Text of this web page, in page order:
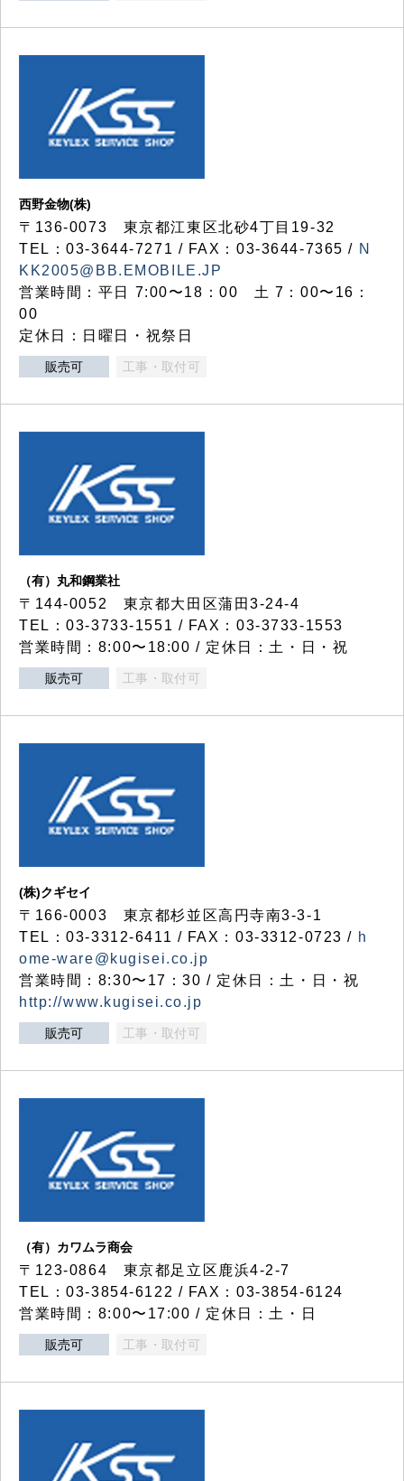
西野金物(株)
〒136-0073 東京都江東区北砂4丁目19-32
TEL：03‐3644‐7271 / FAX：03-3644-7365 / N
KK2005@BB.EMOBILE.JP
営業時間：平日 7:00〜18：00 土 7：00〜16：
00
定休日：日曜日・祝祭日
販売可 工事・取付可
（有）丸和鋼業社
〒144-0052 東京都大田区蒲田3-24-4
TEL：03-3733-1551 / FAX：03-3733-1553
営業時間：8:00〜18:00 / 定休日：土・日・祝
販売可 工事・取付可
(株)クギセイ
〒166-0003 東京都杉並区高円寺南3-3-1
TEL：03-3312-6411 / FAX：03-3312-0723 / h
ome-ware@kugisei.co.jp
営業時間：8:30〜17：30 / 定休日：土・日・祝
http://www.kugisei.co.jp
販売可 工事・取付可
（有）カワムラ商会
〒123-0864 東京都足立区鹿浜4-2-7
TEL：03-3854-6122 / FAX：03-3854-6124
営業時間：8:00〜17:00 / 定休日：土・日
販売可 工事・取付可